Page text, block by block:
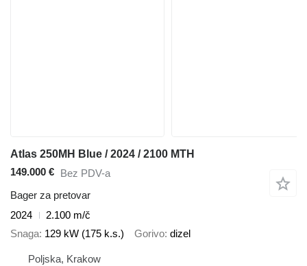
Atlas 250MH Blue / 2024 / 2100 MTH
149.000 € Bez PDV-a
Bager za pretovar
2024
2.100 m/č
Snaga 129 kW (175 k.s.) Gorivo dizel
Poljska, Krakow